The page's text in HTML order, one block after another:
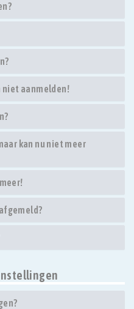
niet aanmelden!
kan nu niet meer